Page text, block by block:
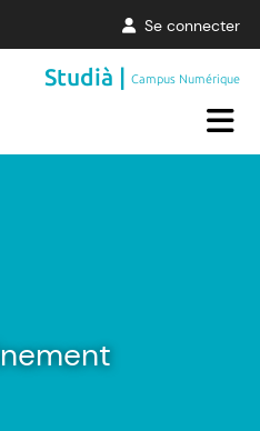
Se connecter
Studià |Campus Numérique